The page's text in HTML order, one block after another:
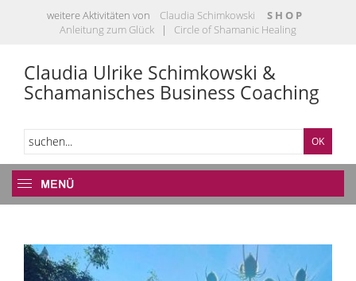
weitere Aktivitäten von Claudia Schimkowski
S H O P
Anleitung zum Glück | Circle of Shamanic Healing
Claudia Ulrike Schimkowski &
Schamanisches Business Coaching